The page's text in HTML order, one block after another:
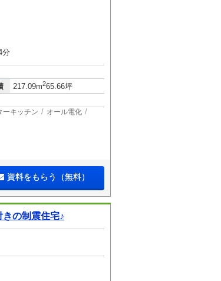
分
217.09m265.66坪
ーキッチン オール電化
資料をもらう（無料）
の制震住宅♪